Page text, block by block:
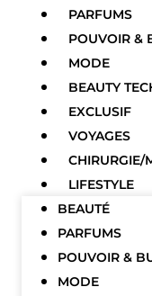
PARFUMS
POUVOIR &
MODE
BEAUTY
EXCLUSIF
VOYAGES
CHIRURGIE/
LIFESTYLE
BEAUTÉ
PARFUMS
POUVOIR &
MODE